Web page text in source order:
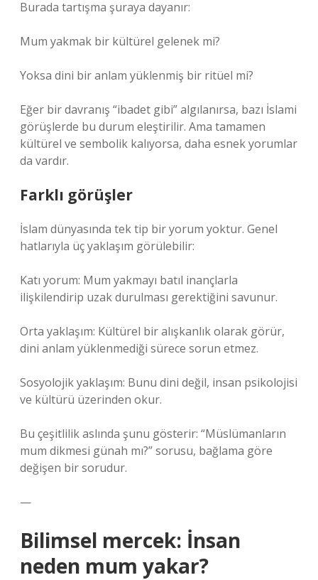
Burada tartışma şuraya dayanır:
Mum yakmak bir kültürel gelenek mi?
Yoksa dini bir anlam yüklenmiş bir ritüel mi?
Eğer bir davranış “ibadet gibi” algılanırsa, bazı İslami
görüşlerde bu durum eleştirilir. Ama tamamen
kültürel ve sembolik kalıyorsa, daha esnek yorumlar
da vardır.
Farklı görüşler
İslam dünyasında tek tip bir yorum yoktur. Genel
hatlarıyla üç yaklaşım görülebilir:
Katı yorum: Mum yakmayı batıl inançlarla
ilişkilendirip uzak durulması gerektiğini savunur.
Orta yaklaşım: Kültürel bir alışkanlık olarak görür,
dini anlam yüklenmediği sürece sorun etmez.
Sosyolojik yaklaşım: Bunu dini değil, insan psikolojisi
ve kültürü üzerinden okur.
Bu çeşitlilik aslında şunu gösterir: “Müslümanların
mum dikmesi günah mı?” sorusu, bağlama göre
değişen bir sorudur.
—
Bilimsel mercek: İnsan
neden mum yakar?